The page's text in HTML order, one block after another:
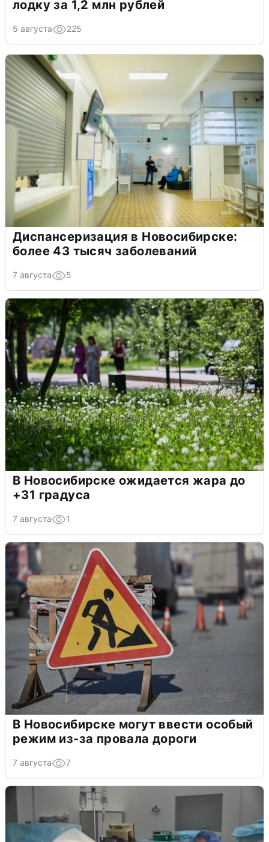
лодку за 1,2 млн рублей
5 августа 225
Диспансеризация в Новосибирске:
более 43 тысяч заболеваний
7 августа 5
В Новосибирске ожидается жара до
+31 градуса
7 августа 1
В Новосибирске могут ввести особый
режим из-за провала дороги
7 августа 7